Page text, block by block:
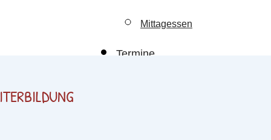
Mittagessen
Termine